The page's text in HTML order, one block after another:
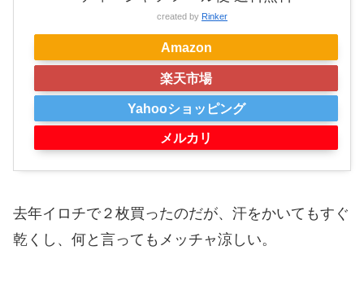
created by Rinker
Amazon
楽天市場
Yahooショッピング
メルカリ
去年イロチで２枚買ったのだが、汗をかいてもすぐ
乾くし、何と言ってもメッチャ涼しい。